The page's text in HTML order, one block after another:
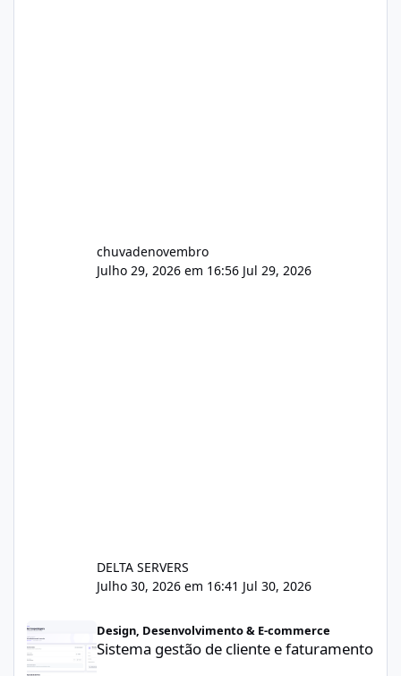
chuvadenovembro
Julho 29, 2026 em 16:56 Jul 29, 2026
DELTA SERVERS
Julho 30, 2026 em 16:41 Jul 30, 2026
Design, Desenvolvimento & E-commerce
Sistema gestão de cliente e faturamento